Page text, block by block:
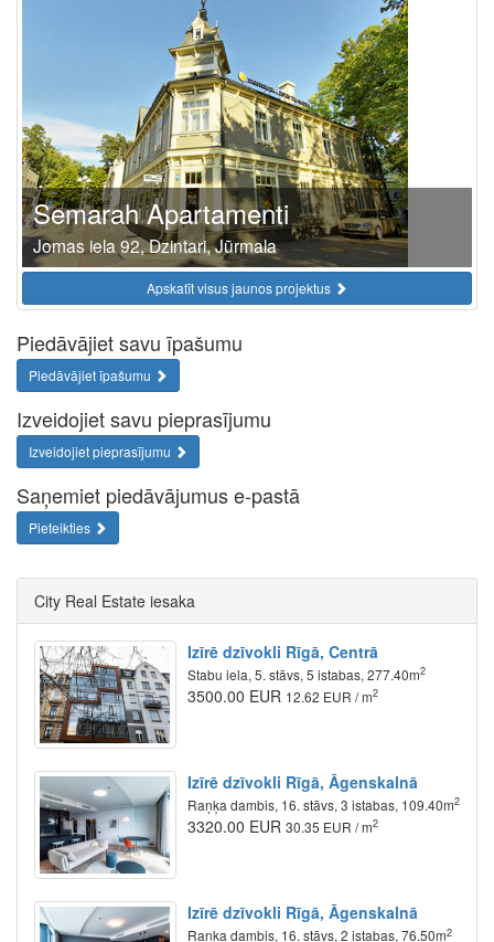
Semarah Apartamenti
Jomas iela 92, Dzintari, Jūrmala
Apskatīt visus jaunos projektus
Piedāvājiet savu īpašumu
Piedāvājiet īpašumu
Izveidojiet savu pieprasījumu
Izveidojiet pieprasījumu
Saņemiet piedāvājumus e-pastā
Pieteikties
City Real Estate iesaka
Izīrē dzīvokli Rīgā, Centrā
Stabu iela, 5. stāvs, 5 istabas, 277.40m2
3500.00 EUR 12.62 EUR / m2
Izīrē dzīvokli Rīgā, Āgenskalnā
Raņķa dambis, 16. stāvs, 3 istabas, 109.40m2
3320.00 EUR 30.35 EUR / m2
Izīrē dzīvokli Rīgā, Āgenskalnā
Raņķa dambis, 16. stāvs, 2 istabas, 76.50m2